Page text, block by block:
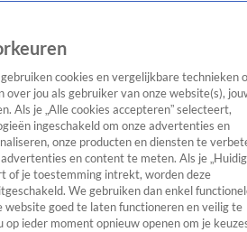
TV Algemeen
Tip
cookies en vergelijkbare technieken
over jou als gebruiker van onze website(s),
Als je „Alle cookies accepteren” selecteert,
ingeschakeld om onze advertenties en
onze producten en diensten te
en content te meten. Als je
of je toestemming intrekt, worden deze
We gebruiken dan enkel
website goed te laten functioneren en veilig te
op ieder moment opnieuw openen om je